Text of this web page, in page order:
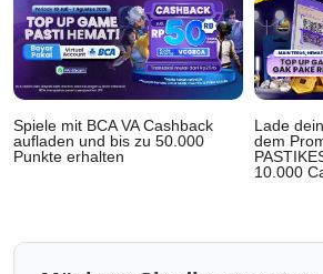
Spiele mit BCA VA Cashback
aufladen und bis zu 50.000
Punkte erhalten
Lade
dem
10.000